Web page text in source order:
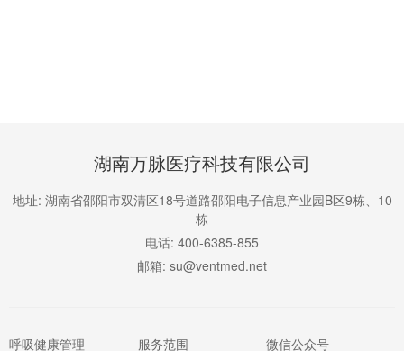
湖南万脉医疗科技有限公司
地址: 湖南省邵阳市双清区18号道路邵阳电子信息产业园B区9栋、10
栋
电话: 400-6385-855
邮箱: su@ventmed.net
呼吸健康管理 服务范围 微信公众号